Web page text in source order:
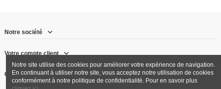
Notre société
Votre compte client
Contactez-nous
Notre site utilise des cookies pour améliorer votre expérience de navigation.
En continuant à utiliser notre site, vous acceptez notre utilisation de cookies
conformément à notre politique de confidentialité. Pour en savoir plus